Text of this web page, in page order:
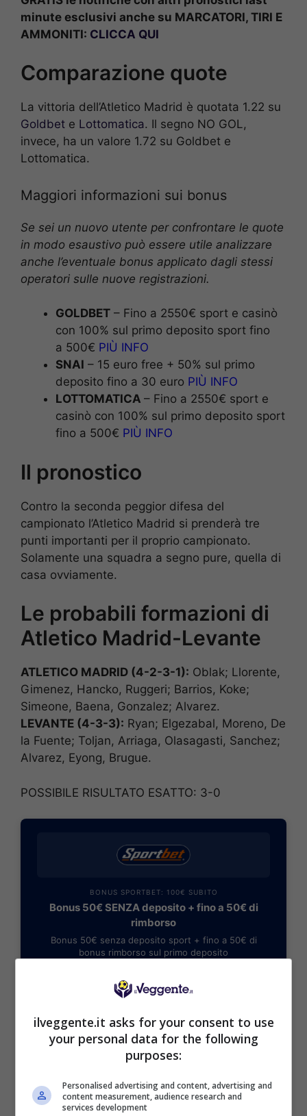
minute esclusivi anche su MARCATORI, TIRI E
AMMONITI: CLICCA QUI
Comparazione quote
La vittoria dell’Atletico Madrid è quotata 1.22 su
Goldbet e Lottomatica. Il segno NO GOL,
invece, ha un valore 1.72 su Goldbet e
Lottomatica.
Maggiori informazioni sui bonus
Se sei un nuovo utente per confrontare le quote
in modo esaustivo può essere utile analizzare
anche l’eventuale bonus applicato dagli stessi
operatori sulle nuove registrazioni.
GOLDBET – Fino a 2550€ sport e casinò
con 100% sul primo deposito sport fino
a 500€ PIÙ INFO
SNAI – 15 euro free + 50% sul primo
deposito fino a 30 euro PIÙ INFO
LOTTOMATICA – Fino a 2550€ sport e
casinò con 100% sul primo deposito sport
fino a 500€ PIÙ INFO
Il pronostico
Contro la seconda peggior difesa del
campionato l’Atletico Madrid si prenderà tre
punti importanti per il proprio campionato.
Solamente una squadra a segno pure, quella di
casa ovviamente.
Le probabili formazioni di
Atletico Madrid-Levante
ATLETICO MADRID (4-2-3-1): Oblak; Llorente,
Gimenez, Hancko, Ruggeri; Barrios, Koke;
Simeone, Baena, Gonzalez; Alvarez.
LEVANTE (4-3-3): Ryan; Elgezabal, Moreno, De
la Fuente; Toljan, Arriaga, Olasagasti, Sanchez;
Alvarez, Eyong, Brugue.
POSSIBILE RISULTATO ESATTO: 3-0
BONUS SPORTBET: 100€ SUBITO
Bonus 50€ SENZA deposito + fino a 50€ di
rimborso
Bonus 50€ senza deposito sport + fino a 50€ di
bonus rimborso sul primo deposito
200€
Mostra Informazioni
ilveggente.it asks for your consent to use
your personal data for the following
purposes:
Personalised advertising and content, advertising and
content measurement, audience research and
services development